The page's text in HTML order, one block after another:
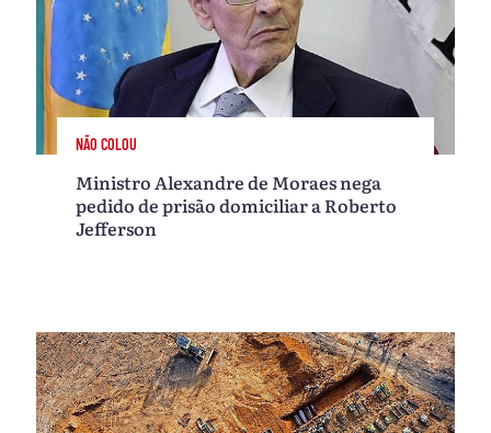
NÃO COLOU
Ministro Alexandre de Moraes nega
pedido de prisão domiciliar a Roberto
Jefferson